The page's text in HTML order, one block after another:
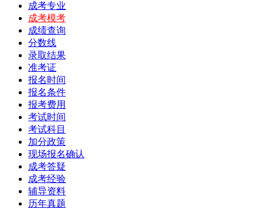
成考专业
成考模考
成绩查询
分数线
录取结果
准考证
报名时间
报名条件
报考费用
考试时间
考试科目
加分政策
现场报名确认
成考答疑
成考经验
辅导资料
历年真题